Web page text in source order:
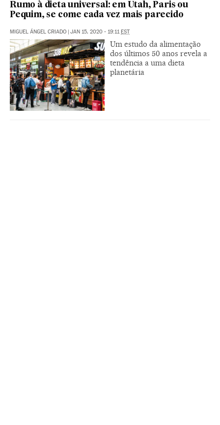
Rumo à dieta universal: em Utah, Paris ou
Pequim, se come cada vez mais parecido
MIGUEL ÁNGEL CRIADO JAN 15, 2020 - 19:11 EST
Um estudo da alimentação
dos últimos 50 anos revela a
tendência a uma dieta
planetária